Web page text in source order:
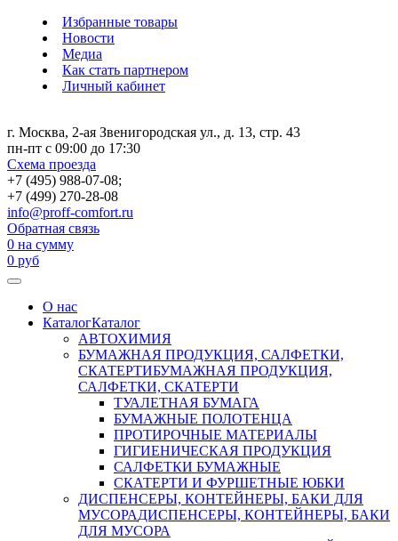
Избранные товары
Новости
Медиа
Как стать партнером
Личный кабинет
г. Москва, 2-ая Звенигородская ул., д. 13, стр. 43
пн-пт с 09:00 до 17:30
Схема проезда
+7 (495) 988-07-08;
+7 (499) 270-28-08
info@proff-comfort.ru
Обратная связь
0 на сумму
0 руб
О нас
КаталогКаталог
АВТОХИМИЯ
БУМАЖНАЯ ПРОДУКЦИЯ, САЛФЕТКИ,
СКАТЕРТИБУМАЖНАЯ ПРОДУКЦИЯ,
САЛФЕТКИ, СКАТЕРТИ
ТУАЛЕТНАЯ БУМАГА
БУМАЖНЫЕ ПОЛОТЕНЦА
ПРОТИРОЧНЫЕ МАТЕРИАЛЫ
ГИГИЕНИЧЕСКАЯ ПРОДУКЦИЯ
САЛФЕТКИ БУМАЖНЫЕ
СКАТЕРТИ И ФУРШЕТНЫЕ ЮБКИ
ДИСПЕНСЕРЫ, КОНТЕЙНЕРЫ, БАКИ ДЛЯ
МУСОРАДИСПЕНСЕРЫ, КОНТЕЙНЕРЫ, БАКИ
ДЛЯ МУСОРА